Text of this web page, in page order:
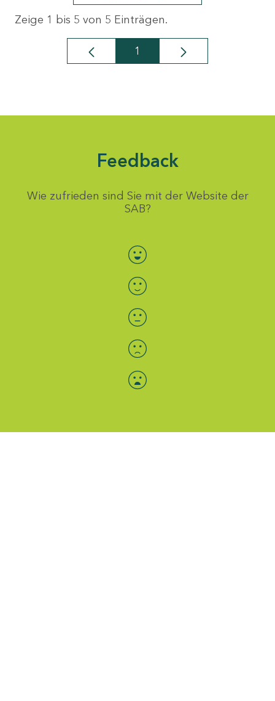
Zeige 1 bis 5 von 5 Einträgen.
Seite
1
Feedback
Wie zufrieden sind Sie mit der Website der
SAB?
Bewertung auswählen